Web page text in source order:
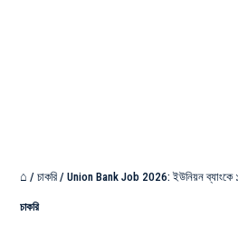
⌂ / চাকরি / Union Bank Job 2026: ইউনিয়ন ব্যাংকে
চাকরি